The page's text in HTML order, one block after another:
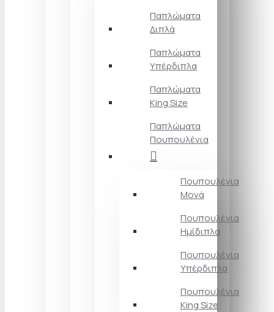
Παπλώματα
Διπλά
Παπλώματα
Υπέρδιπλα
Παπλώματα
King Size
Παπλώματα
Πουπουλένια
Πουπουλένια
Μονά
Πουπουλένια
Ημίδιπλα
Πουπουλένια
Υπέρδιπλα
Πουπουλένια
King Size